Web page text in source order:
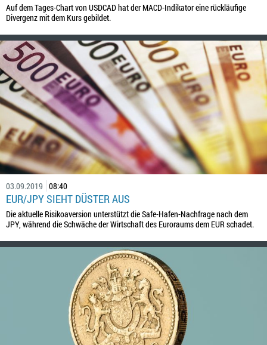
Auf dem Tages-Chart von USDCAD hat der MACD-Indikator eine rückläufige
Divergenz mit dem Kurs gebildet.
03.09.2019 08:40
EUR/JPY SIEHT DÜSTER AUS
Die aktuelle Risikoaversion unterstützt die Safe-Hafen-Nachfrage nach dem
JPY, während die Schwäche der Wirtschaft des Euroraums dem EUR schadet.